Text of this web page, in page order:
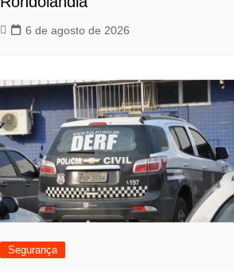
6 de agosto de 2026
Segurança